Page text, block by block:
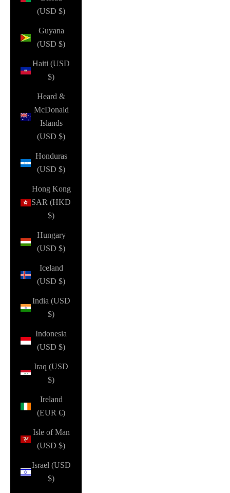
(USD $)
Guyana
(USD $)
Haiti (USD
$)
Heard &
McDonald
Islands
(USD $)
Honduras
(USD $)
Hong Kong
SAR (HKD
$)
Hungary
(USD $)
Iceland
(USD $)
India (USD
$)
Indonesia
(USD $)
Iraq (USD
$)
Ireland
(EUR €)
Isle of Man
(USD $)
Israel (USD
$)